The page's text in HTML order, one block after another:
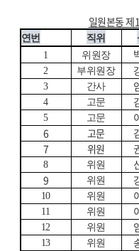
일원본동 제
연번 직위
1
위원장
2 부위원장
3 간사
4 고문
5 고문
6
고문
7
위원
8 위원
9
위원
10 위원
11 위원
12 위원
13 위원